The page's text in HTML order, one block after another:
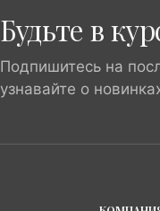
Будьте в
Подпишитесь на
узнавайте о